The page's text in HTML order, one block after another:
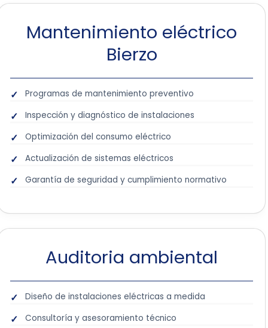
Mantenimiento eléctrico
Bierzo
Programas de mantenimiento preventivo
Inspección y diagnóstico de instalaciones
Optimización del consumo eléctrico
Actualización de sistemas eléctricos
Garantía de seguridad y cumplimiento normativo
Auditoria ambiental
Diseño de instalaciones eléctricas a medida
Consultoría y asesoramiento técnico